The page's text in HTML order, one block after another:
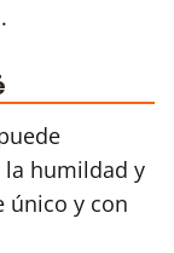
humildad y
único y con